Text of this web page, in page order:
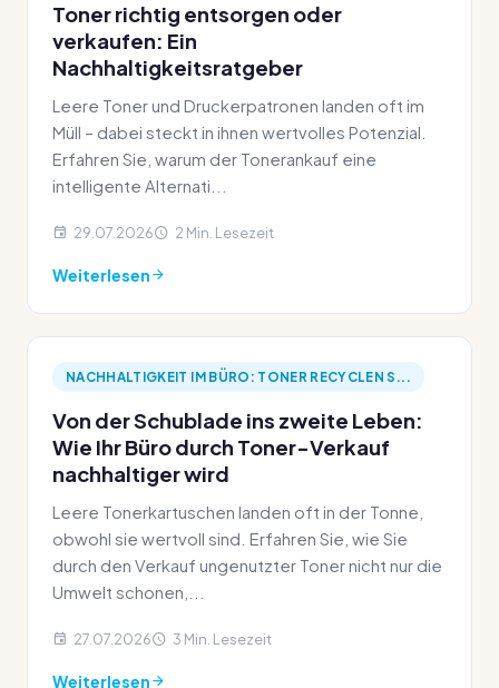
Toner richtig entsorgen oder
verkaufen: Ein
Nachhaltigkeitsratgeber
Leere Toner und Druckerpatronen landen oft im
Müll – dabei steckt in ihnen wertvolles Potenzial.
Erfahren Sie, warum der Tonerankauf eine
intelligente Alternati...
29.07.2026 2 Min. Lesezeit
Weiterlesen
NACHHALTIGKEIT IM BÜRO: TONER RECYCLEN S...
Von der Schublade ins zweite Leben:
Wie Ihr Büro durch Toner-Verkauf
nachhaltiger wird
Leere Tonerkartuschen landen oft in der Tonne,
obwohl sie wertvoll sind. Erfahren Sie, wie Sie
durch den Verkauf ungenutzter Toner nicht nur die
Umwelt schonen,...
27.07.2026 3 Min. Lesezeit
Weiterlesen